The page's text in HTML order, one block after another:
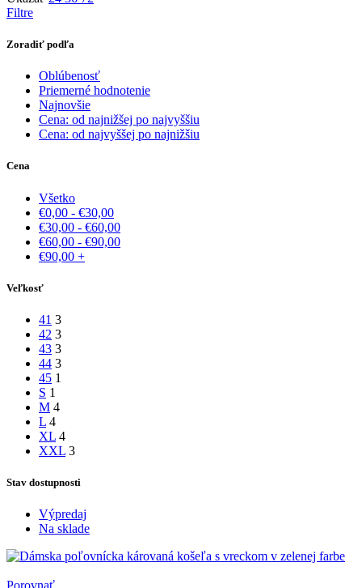
Filtre
Zoradiť podľa
Oblúbenosť
Priemerné hodnotenie
Najnovšie
Cena: od najnižšej po najvyššiu
Cena: od najvyššej po najnižšiu
Cena
Všetko
€0,00 - €30,00
€30,00 - €60,00
€60,00 - €90,00
€90,00 +
Veľkosť
41 3
42 3
43 3
44 3
45 1
S 1
M 4
L 4
XL 4
XXL 3
Stav dostupnosti
Výpredaj
Na sklade